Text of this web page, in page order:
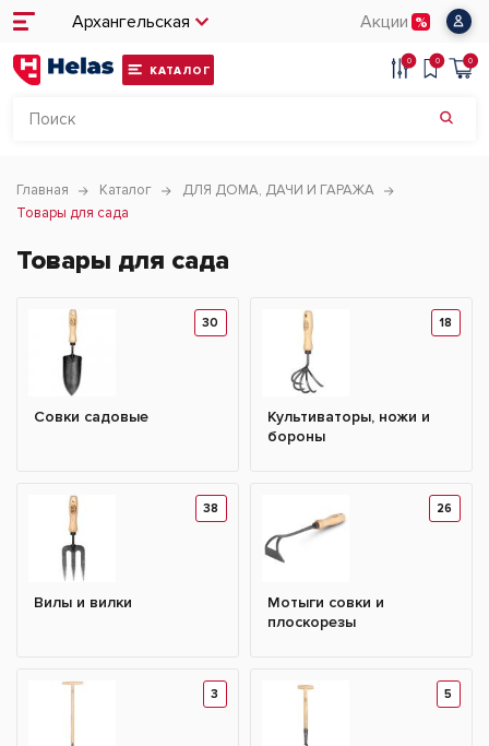
Архангельская Акции
КАТАЛОГ
0 0 0
Главная Каталог
ДЛЯ ДОМА, ДАЧИ И ГАРАЖА
Товары для сада
Товары для сада
30
Совки садовые
18
Культиваторы, ножи и
бороны
38
Вилы и вилки
26
Мотыги совки и
плоскорезы
3 5